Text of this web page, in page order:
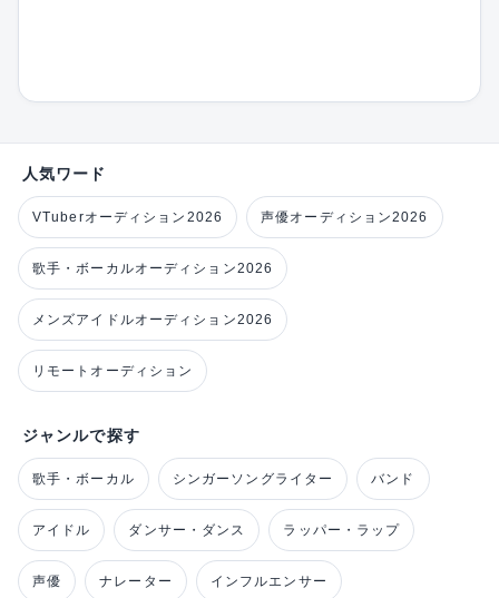
人気ワード
VTuberオーディション2026 声優オーディション2026
歌手・ボーカルオーディション2026
メンズアイドルオーディション2026
リモートオーディション
ジャンルで探す
歌手・ボーカル シンガーソングライター バンド
アイドル ダンサー・ダンス ラッパー・ラップ
声優 ナレーター インフルエンサー